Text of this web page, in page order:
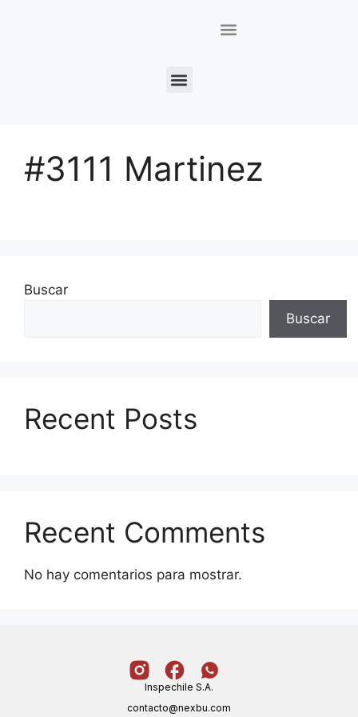
#3111 Martinez
Buscar
Buscar
Recent Posts
Recent Comments
No hay comentarios para mostrar.
Inspechile S.A.
contacto@nexbu.com